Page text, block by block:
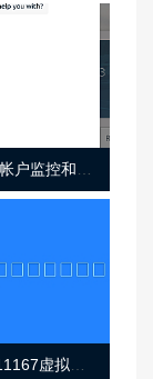
VISA卡头411167虚拟卡基础信息